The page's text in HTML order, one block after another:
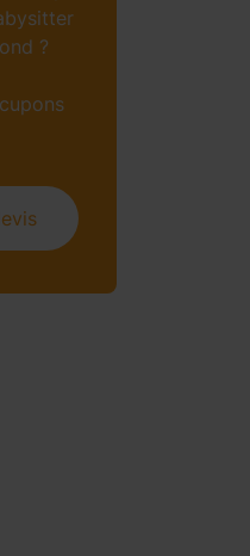
?